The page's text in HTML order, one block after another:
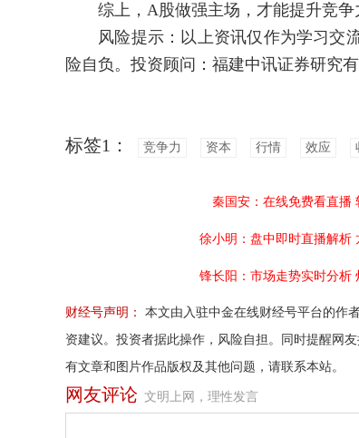
综上，A股做强主场，才能提升竞争
风险提示：以上资讯仅作为学习交流
险自负。投资顾问：福建中讯证券研究
标签1： 竞争力 资本 行情 效应
秦国安：在线免费看直播
徐小明：盘中即时直播解析
锋长阳：市场走势实时分析
财经号声明：
本文由入驻中金在线财经号平台的作
资建议。投资者据此操作，风险自担。同时提醒网
有文章和图片作品版权及其他问题，请联系本站。
网友评论 文明上网，理性发言